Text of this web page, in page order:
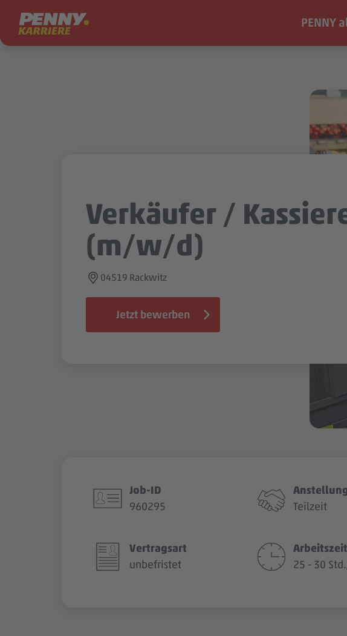
Zum Inhalt springen PENNY
Verkäufer /
(m/w/d)
04519 Rackwitz
Jetzt bewerben
Job-ID
960295
Teilzeit
Vertragsart
unbefristet
Arbeitszeit
25 - 30